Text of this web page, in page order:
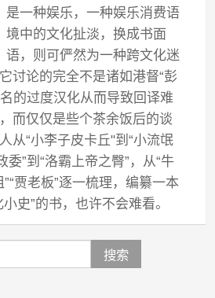
是一种娱乐，一种娱乐消费语
境中的文化扯淡，换成书面
语，则可俨然为一种跨文化迷
讨论的完全不是诸如港督“彭
名的过度汉化从而导致回译难
而仅仅是些个茶余饭后的谈
从“小李子皮卡丘"到“小流氓
委”到“洛霸上帝之臀”，从“牛
”“贾老板”逐一梳理，编纂一本
史”的书，也许不会难看。